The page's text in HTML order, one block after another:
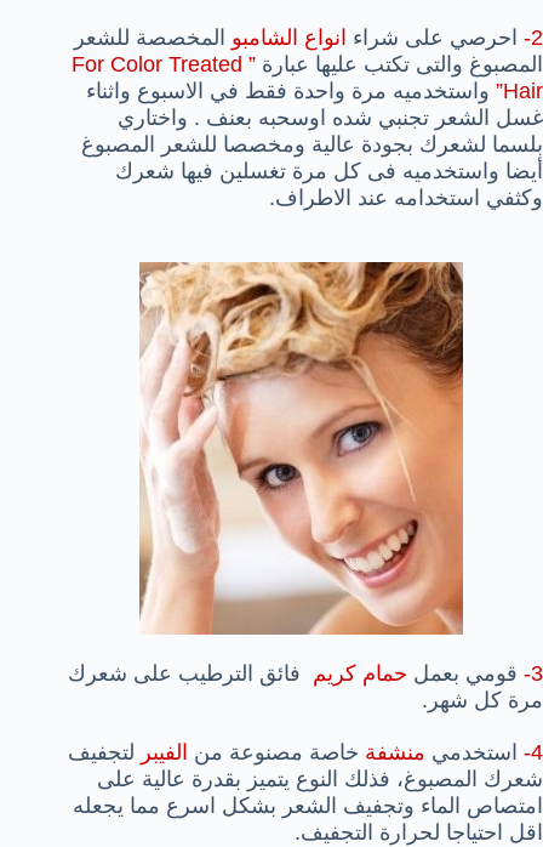
2- احرصي على شراء انواع الشامبو المخصصة للشعر
المصبوغ والتى تكتب عليها عبارة
” For Color Treated
Hair”
واستخدميه مرة واحدة فقط في الاسبوع واثناء
غسل الشعر تجنبي شده اوسحبه بعنف . واختاري
بلسما لشعرك بجودة عالية ومخصصا للشعر المصبوغ
أيضا واستخدميه فى كل مرة تغسلين فيها شعرك
وكثفي استخدامه عند الاطراف.
3- قومي بعمل حمام كريم فائق الترطيب على شعرك
مرة كل شهر.
4- استخدمي منشفة خاصة مصنوعة من الفيبر لتجفيف
شعرك المصبوغ، فذلك النوع يتميز بقدرة عالية على
امتصاص الماء وتجفيف الشعر بشكل اسرع مما يجعله
اقل احتياجا لحرارة التجفيف.